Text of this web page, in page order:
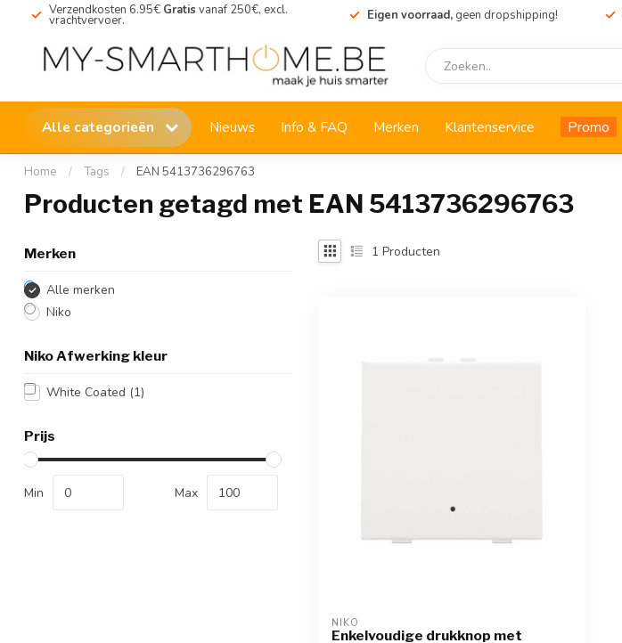
Verzendkosten 6.95€ Gratis vanaf 250€, excl.
vrachtvervoer. Eigen voorraad, geen dropshipping!
Alle categorieën Nieuws Info & FAQ Merken Klantenservice Promo
Home / Tags / EAN 5413736296763
Producten getagd met EAN 5413736296763
Merken
Alle merken
Niko
Niko Afwerking kleur
White Coated (1)
Prijs
Min Max
1 Producten
NIKO
Enkelvoudige drukknop met